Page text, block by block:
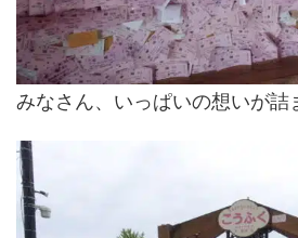
みなさん、いっぱいの想いが詰